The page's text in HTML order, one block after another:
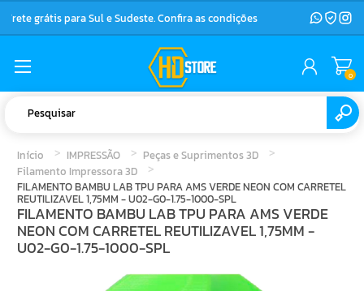
Frete grátis para Sul e Sudeste. Confira as condições
0
Início IMPRESSÃO
Peças e Suprimentos 3D
Filamento Impressora 3D
FILAMENTO BAMBU LAB TPU PARA AMS VERDE NEON COM CARRETEL
REUTILIZAVEL 1,75MM - U02-G0-1.75-1000-SPL
FILAMENTO BAMBU LAB TPU PARA AMS VERDE
NEON COM CARRETEL REUTILIZAVEL 1,75MM -
U02-G0-1.75-1000-SPL